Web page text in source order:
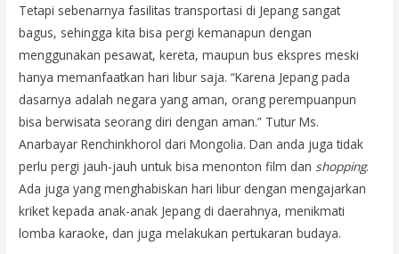
Tetapi sebenarnya fasilitas transportasi di Jepang sangat
bagus, sehingga kita bisa pergi kemanapun dengan
menggunakan pesawat, kereta, maupun bus ekspres meski
hanya memanfaatkan hari libur saja. “Karena Jepang pada
dasarnya adalah negara yang aman, orang perempuanpun
bisa berwisata seorang diri dengan aman.” Tutur Ms.
Anarbayar Renchinkhorol dari Mongolia. Dan anda juga tidak
perlu pergi jauh-jauh untuk bisa menonton film dan shopping.
Ada juga yang menghabiskan hari libur dengan mengajarkan
kriket kepada anak-anak Jepang di daerahnya, menikmati
lomba karaoke, dan juga melakukan pertukaran budaya.